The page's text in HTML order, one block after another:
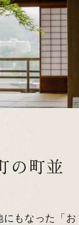
の町並
にもなった「お